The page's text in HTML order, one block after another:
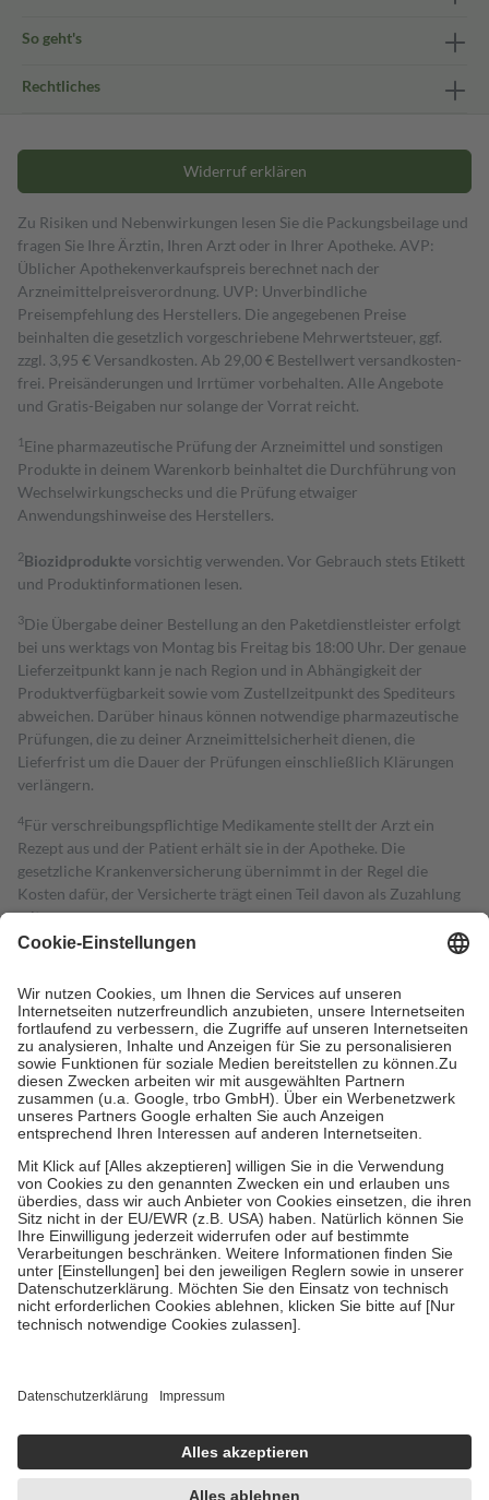
So geht's
Rechtliches
Widerruf erklären
Zu Risiken und Nebenwirkungen lesen Sie die Packungsbeilage und
fragen Sie Ihre Ärztin, Ihren Arzt oder in Ihrer Apotheke. AVP:
Üblicher Apothekenverkaufspreis berechnet nach der
Arzneimittelpreisverordnung. UVP: Unverbindliche
Preisempfehlung des Herstellers. Die angegebenen Preise
beinhalten die gesetzlich vorgeschriebene Mehrwertsteuer, ggf.
zzgl. 3,95 € Versandkosten. Ab 29,00 € Bestell­wert versand­kosten­
frei. Preisänderungen und Irrtümer vorbehalten. Alle Angebote
und Gratis-Beigaben nur solange der Vorrat reicht.
1 Eine pharmazeutische Prüfung der Arzneimittel und sonstigen
Produkte in deinem Warenkorb beinhaltet die Durchführung von
Wechselwirkungschecks und die Prüfung etwaiger
Anwendungshinweise des Herstellers.
2Biozidproduktevorsichtig verwenden. Vor Gebrauch stets Etikett
und Produktinformationen lesen.
3Die Übergabe deiner Bestellung an den Paketdienstleister erfolgt
bei uns werktags von Montag bis Freitag bis 18:00 Uhr. Der genaue
Lieferzeitpunkt kann je nach Region und in Abhängigkeit der
Produktverfügbarkeit sowie vom Zustellzeitpunkt des Spediteurs
abweichen. Darüber hinaus können notwendige pharmazeutische
Prüfungen, die zu deiner Arzneimittelsicherheit dienen, die
Lieferfrist um die Dauer der Prüfungen einschließlich Klärungen
verlängern.
4Für verschreibungspflichtige Medikamente stellt der Arzt ein
Rezept aus und der Patient erhält sie in der Apotheke. Die
gesetzliche Krankenversicherung übernimmt in der Regel die
Kosten dafür, der Versicherte trägt einen Teil davon als Zuzahlung
mit.
Grundsätzlich leisten Mitglieder Zuzahlungen in Höhe von zehn
höchstens zehn Euro.
Es sind jedoch nie mehr als die tatsächlichen
Kosten der Leistung zu entrichten.
Diese Regeln gelten grundsätzlich auch für Online-Apotheken.
Bei Heilmitteln und häuslicher Krankenpflege beträgt die
Zuzahlung zehn Prozent der Kosten sowie zehn Euro je
Verordnung.
Um das Engagement der Versicherten für ihre eigene Gesundheit zu
stärken und die besondere Stellung der Familie zu unterstützen,
fallenkeine Zuzahlungenan bei:
• Kindern und Jugendlichen bis zum vollendeten 18. Lebensjahr
mit Ausnahme der Fahrkosten
• Untersuchungen zur Vorsorge und Früherkennung, die von der
GKV getragen werden
• empfohlenen Schutzimpfungen
• Harn- und Blutteststreifen
getroffen, um sicherzustellen, dass es sich um echte Bewertungen
https://help.etrusted.com/hc/de/articles/4419944605341
Einige Bilder und Inhalte wurden unter Zuhilfenahme künstlicher